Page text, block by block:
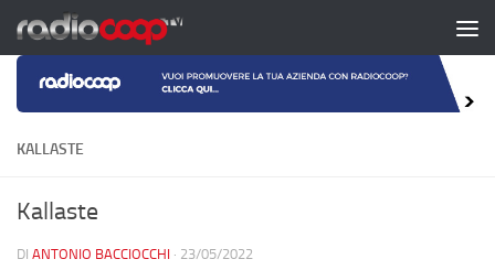
Salta al contenuto
KALLASTE
Kallaste
DI ANTONIO BACCIOCCHI · 23/05/2022